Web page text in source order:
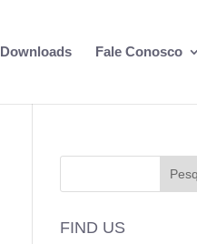
Downloads Fale Conosco
FIND US